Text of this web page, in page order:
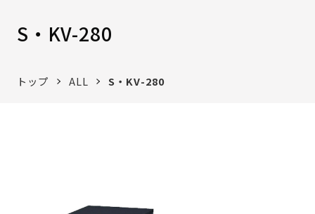
S・KV-280
トップ ALL S・KV-280